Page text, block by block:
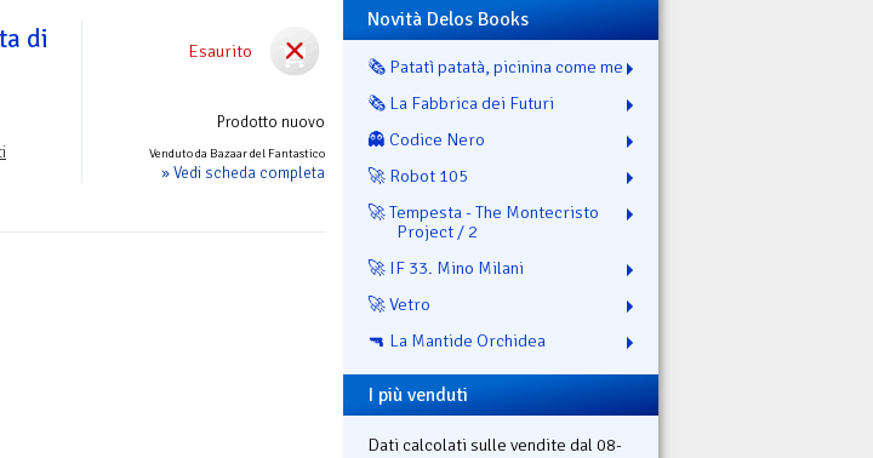
Esaurito
Prodotto nuovo
Venduto da Bazaar del Fantastico
» Vedi scheda completa
di
Novità Delos Books
🗞️ Patatì patatà, picinina come me
🗞️ La Fabbrica dei Futuri
👻 Codice Nero
🚀 Robot 105
🚀 Tempesta - The Montecristo
Project / 2
🚀 IF 33. Mino Milani
🚀 Vetro
🔫 La Mantide Orchidea
I più venduti
Dati calcolati sulle vendite dal 08-